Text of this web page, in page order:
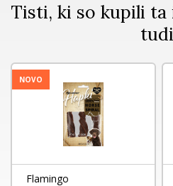
Tisti, ki so kupili ta
NOVO
Flamingo